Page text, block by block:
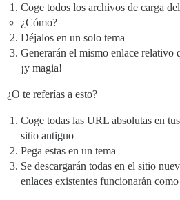
Coge todos los archivos de carga
¿Cómo?
Déjalos en un solo tema
Generarán el mismo enlace relativo
¡y magia!
¿O te referías a esto?
Coge todas las URL absolutas en
sitio antiguo
Pega estas en un tema
Se descargarán todas en el sitio
enlaces existentes funcionarán